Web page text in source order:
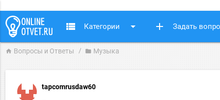
view_list Категории arrow_drop_down add Задать
home Вопросы и Ответы folder Музыка
tapcomrusdaw60